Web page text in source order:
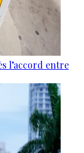
l’accord entre